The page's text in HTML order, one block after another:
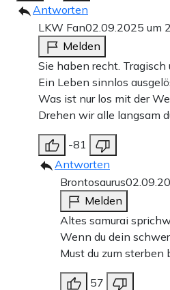
Antworten
LKW Fan02.09.2025 um
Melden
Sie haben recht. Tragisch
Ein Leben sinnlos
Was ist nur los mit der
Drehen wir alle langsam
-81
Antworten
Brontosaurus
Melden
Altes samurai
Wenn du dein
Must du zum sterben
57